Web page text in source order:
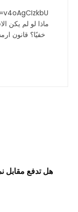
ماذا لو لم يكن
خفيًا؟
هل تدفع مقابل